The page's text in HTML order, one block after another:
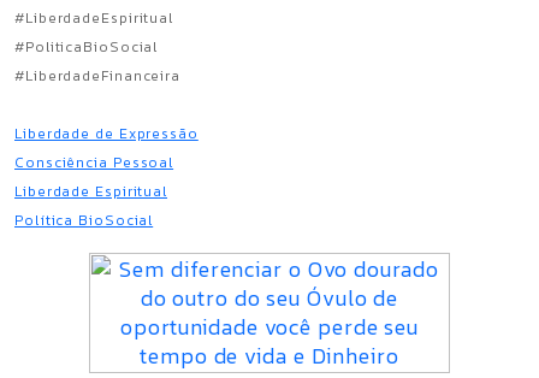
#LiberdadeEspiritual
#PoliticaBioSocial
#LiberdadeFinanceira
Liberdade de Expressão
Consciência Pessoal
Liberdade Espiritual
Política BioSocial